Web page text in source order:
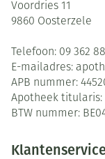
Voordries 11
9860 Oosterzele
Telefoon: 09 362
E-mailadres:
APB nummer:
Apotheek titularis:
BTW nummer: